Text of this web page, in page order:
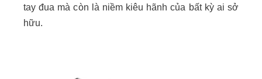
tay đua mà còn là niềm kiêu hãnh của bất kỳ ai sở
hữu.